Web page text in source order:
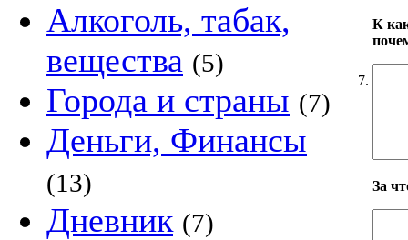
Алкоголь, табак,
вещества (5)
Города и страны (7)
Деньги, Финансы
(13)
Дневник (7)
7.
К
За